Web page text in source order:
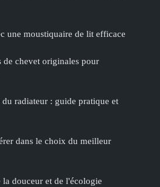
une moustiquaire de lit efficace
de chevet originales pour
radiateur : guide pratique et
dans le choix du meilleur
douceur et de l'écologie